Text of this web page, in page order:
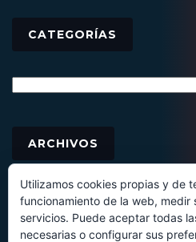
CATEGORÍAS
ARCHIVOS
Utilizamos cookies propias y de
funcionamiento de la web, medir
servicios. Puede aceptar todas
necesarias o configurar sus